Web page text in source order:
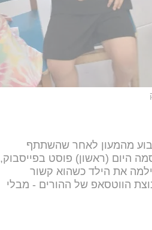
מהמעון לאחר שהשתתף
היום (ראשון) פוסט בפייסבוק,
את הילד כשהוא קשור
הווטסאפ של ההורים - מבלי